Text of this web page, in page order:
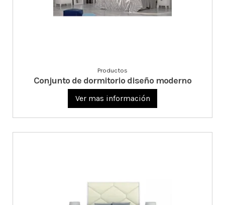
Productos
Conjunto de dormitorio diseño moderno
Ver mas información